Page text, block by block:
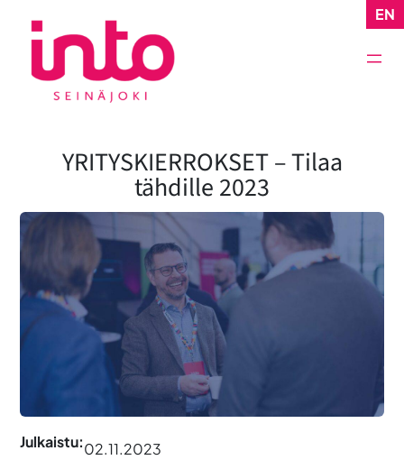
sisältöön
EN
YRITYSKIERROKSET – Tilaa
tähdille 2023
Julkaistu:02.11.2023